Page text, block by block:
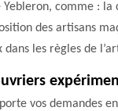
comme : la
des artisans
dans les règles de
vos demandes